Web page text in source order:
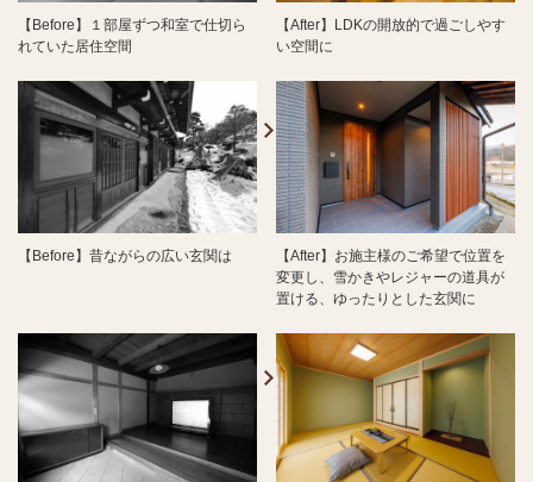
【Before】１部屋ずつ和室で仕切ら
れていた居住空間
【After】LDKの開放的で過ごしやす
い空間に
【Before】昔ながらの広い玄関は
【After】お施主様のご希望で位置を
変更し、雪かきやレジャーの道具が
置ける、ゆったりとした玄関に